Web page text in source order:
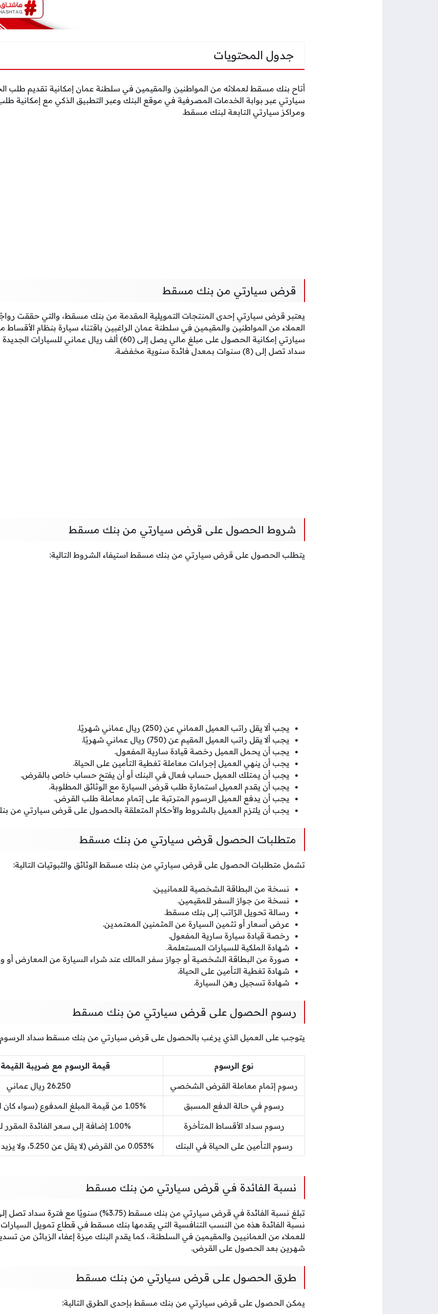
جدول المحتويات
أتاح بنك مسقط لعملائه من المواطنين والمقيمين في سلطنة عمان إمكانية تقديم
سيارتي عبر بوابة الخدمات المصرفية في موقع البنك وعبر التطبيق الذكي مع إمكانية
ومراكز سيارتي التابعة لبنك مسقط.
قرض سيارتي من بنك مسقط
يعتبر قرض سيارتي إحدى المنتجات التمويلية المقدمة من بنك مسقط، والتي حققت
العملاء من المواطنين والمقيمين في سلطنة عمان الراغبين باقتناء سيارة بنظام
سيارتي إمكانية الحصول على مبلغ مالي يصل إلى (60) ألف ريال
سداد تصل إلى (8) سنوات بمعدل فائدة سنوية مخفضة.
شروط الحصول على قرض سيارتي من بنك مسقط
يتطلب الحصول على قرض سيارتي من بنك مسقط استيفاء الشروط التالية:
يجب ألا يقل راتب العميل العماني عن (250) ريال عماني شهريًا.
يجب ألا يقل راتب العميل المقيم عن (750) ريال عماني شهريًا.
يجب أن يحمل العميل رخصة قيادة سارية المفعول.
يجب أن ينهي العميل إجراءات معاملة تغطية التأمين على الحياة.
يجب أن يمتلك العميل حساب فعال في البنك أو أن يفتح حساب خاص بالقرض.
يجب أن يقدم العميل استمارة طلب قرض السيارة مع الوثائق المطلوبة.
يجب أن يدفع العميل الرسوم المترتبة على إتمام معاملة طلب القرض.
يجب أن يلتزم العميل بالشروط والأحكام المتعلقة بالحصول على قرض سيارتي من
متطلبات الحصول قرض سيارتي من بنك مسقط
تشمل متطلبات الحصول على قرض سيارتي من بنك مسقط الوثائق والثبوتيات التالية:
نسخة من البطاقة الشخصية للعمانيين.
نسخة من جواز السفر للمقيمين.
رسالة تحويل الرّاتب إلى بنك مسقط.
عرض أسعار أو تثمين السيارة من المثمنين المعتمدين.
رخصة قيادة سيارة سارية المفعول.
شهادة الملكية للسيارات المستعلمة.
صورة من البطاقة الشخصية أو جواز سفر المالك عند شراء السيارة من المعارض أو
شهادة تغطية التأمين على الحياة.
شهادة تسجيل رهن السيارة.
رسوم الحصول على قرض سيارتي من بنك مسقط
يتوجب على العميل الذي يرغب بالحصول على قرض سيارتي من بنك مسقط سداد الرسوم
نوع الرسوم قيمة الرسوم مع ضريبة
رسوم إتمام معاملة القرض الشخصي 26.250 ريال عماني
رسوم في حالة الدفع المسبق 1.05% من قيمة المبلغ المدفوع (سواء كان الدفع جزئي أو كامل)
رسوم سداد الأقساط المتأخرة 1.00% إضافة إلى سعر الفائدة المقرر لكل قسط متأخر
رسوم التأمين على الحياة في البنك 0.053% من القرض (لا يقل عن 5.250، ولا يزيد عن 78.75 ريال عماني)
نسبة الفائدة في قرض سيارتي من بنك مسقط
نسبة الفائدة هذه من النسب التنافسية التي يقدمها بنك مسقط في قطاع تمويل
للعملاء من العمانيين والمقيمين في السلطنة.، كما يقدم البنك ميزة إعفاء الزبائن من
شهرين بعد الحصول على القرض.
طرق الحصول على قرض سيارتي من بنك مسقط
يمكن الحصول على قرض سيارتي من بنك مسقط بإحدى الطرق التالية: